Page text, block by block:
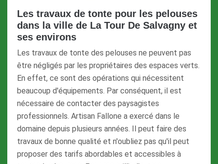
Les travaux de tonte pour les pelouses
dans la ville de La Tour De Salvagny et
ses environs
Les travaux de tonte des pelouses ne peuvent pas
être négligés par les propriétaires des espaces verts.
En effet, ce sont des opérations qui nécessitent
beaucoup d'équipements. Par conséquent, il est
nécessaire de contacter des paysagistes
professionnels. Artisan Fallone a exercé dans le
domaine depuis plusieurs années. Il peut faire des
travaux de bonne qualité et n'oubliez pas qu'il peut
proposer des tarifs abordables et accessibles à